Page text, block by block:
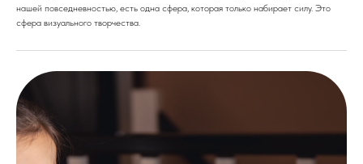
нашей повседневностью, есть одна сфера, которая только набирает силу. Это
сфера визуального творчества.